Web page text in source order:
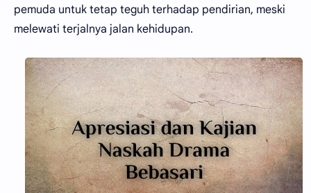
pemuda untuk tetap teguh terhadap pendirian, meski
melewati terjalnya jalan kehidupan.